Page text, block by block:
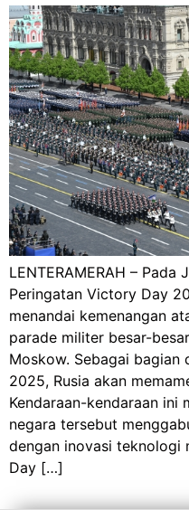
LENTERAMERAH –
Peringatan Victory Day
menandai kemenangan
parade militer besar-
Moskow. Sebagai
2025, Rusia akan
Kendaraan-kendaraan ini
negara tersebut
dengan inovasi teknologi
Day […]